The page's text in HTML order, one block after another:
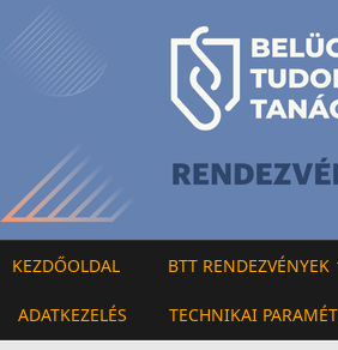
Ugrás a tartalomra
KEZDŐOLDAL BTT RENDEZVÉNYEK
ADATKEZELÉS TECHNIKAI